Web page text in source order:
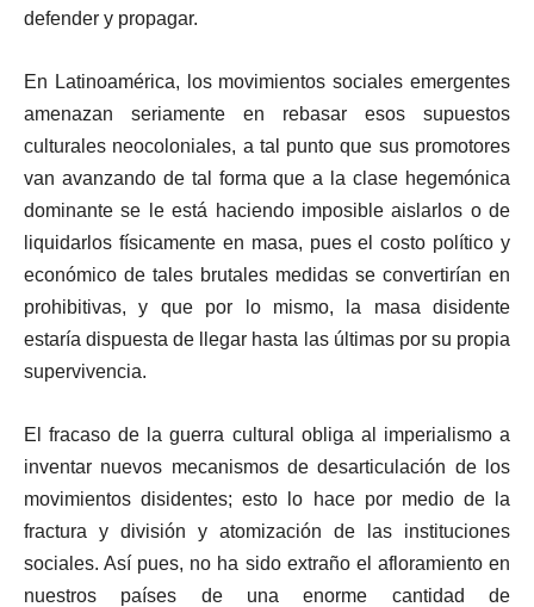
defender y propagar.
En Latinoamérica, los movimientos sociales emergentes
amenazan seriamente en rebasar esos supuestos
culturales neocoloniales, a tal punto que sus promotores
van avanzando de tal forma que a la clase hegemónica
dominante se le está haciendo imposible aislarlos o de
liquidarlos físicamente en masa, pues el costo político y
económico de tales brutales medidas se convertirían en
prohibitivas, y que por lo mismo, la masa disidente
estaría dispuesta de llegar hasta las últimas por su propia
supervivencia.
El fracaso de la guerra cultural obliga al imperialismo a
inventar nuevos mecanismos de desarticulación de los
movimientos disidentes; esto lo hace por medio de la
fractura y división y atomización de las instituciones
sociales. Así pues, no ha sido extraño el afloramiento en
nuestros países de una enorme cantidad de